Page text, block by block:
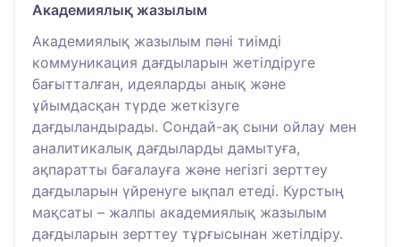
Академиялық жазылым
Академиялық жазылым пәні тиімді
коммуникация дағдыларын жетілдіруге
бағытталған, идеяларды анық және
ұйымдасқан түрде жеткізуге
дағдыландырады. Сондай-ақ сыни ойлау мен
аналитикалық дағдыларды дамытуға,
ақпаратты бағалауға және негізгі зерттеу
дағдыларын үйренуге ықпал етеді. Курстың
мақсаты – жалпы академиялық жазылым
дағдыларын зерттеу тұрғысынан жетілдіру.